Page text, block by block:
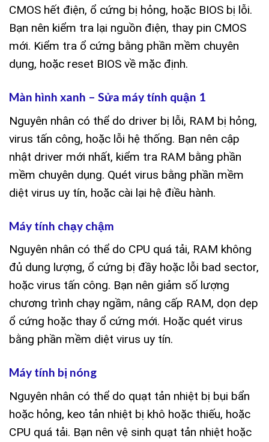
CMOS hết điện, ổ cứng bị hỏng, hoặc BIOS bị lỗi.
Bạn nên kiểm tra lại nguồn điện, thay pin CMOS
mới. Kiểm tra ổ cứng bằng phần mềm chuyên
dụng, hoặc reset BIOS về mặc định.
Màn hình xanh – Sửa máy tính quận 1
Nguyên nhân có thể do driver bị lỗi, RAM bị hỏng,
virus tấn công, hoặc lỗi hệ thống. Bạn nên cập
nhật driver mới nhất, kiểm tra RAM bằng phần
mềm chuyên dụng. Quét virus bằng phần mềm
diệt virus uy tín, hoặc cài lại hệ điều hành.
Máy tính chạy chậm
Nguyên nhân có thể do CPU quá tải, RAM không
đủ dung lượng, ổ cứng bị đầy hoặc lỗi bad sector,
hoặc virus tấn công. Bạn nên giảm số lượng
chương trình chạy ngầm, nâng cấp RAM, dọn dẹp
ổ cứng hoặc thay ổ cứng mới. Hoặc quét virus
bằng phần mềm diệt virus uy tín.
Máy tính bị nóng
Nguyên nhân có thể do quạt tản nhiệt bị bụi bẩn
hoặc hỏng, keo tản nhiệt bị khô hoặc thiếu, hoặc
CPU quá tải. Bạn nên vệ sinh quạt tản nhiệt hoặc